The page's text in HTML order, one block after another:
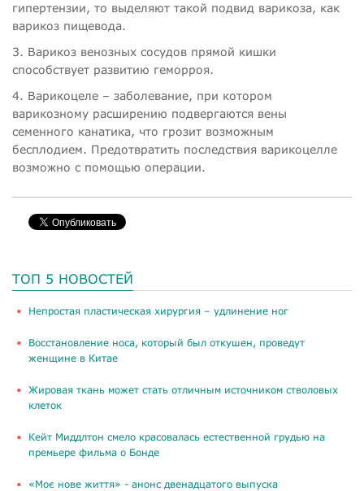
гипертензии, то выделяют такой подвид варикоза, как
варикоз пищевода.
3. Варикоз венозных сосудов прямой кишки
способствует развитию геморроя.
4. Варикоцеле – заболевание, при котором
варикозному расширению подвергаются вены
семенного канатика, что грозит возможным
бесплодием. Предотвратить последствия варикоцелле
возможно с помощью операции.
ТОП 5 НОВОСТЕЙ
​Непростая пластическая хирургия – удлинение ног
Восстановление носа, который был откушен, проведут
женщине в Китае
Жировая ткань может стать отличным источником стволовых
клеток
Кейт Миддлтон смело красовалась естественной грудью на
премьере фильма о Бонде
«Моє нове життя» - анонс двенадцатого выпуска